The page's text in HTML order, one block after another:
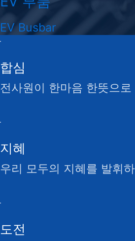
EV Busbar
합심
전사원이 한마음 한뜻으로
지혜
우리 모두의 지혜를 발휘
도전